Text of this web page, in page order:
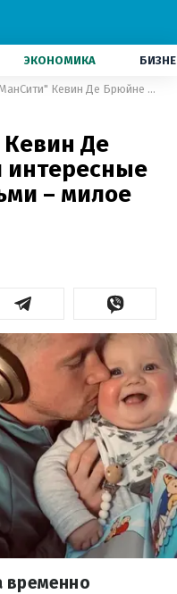
ЭКОНОМИКА
Звезда "МанСити" Кевин Де Брюйне придумал интересные тренировки с детьми – милое видео
Де
– милое
временно